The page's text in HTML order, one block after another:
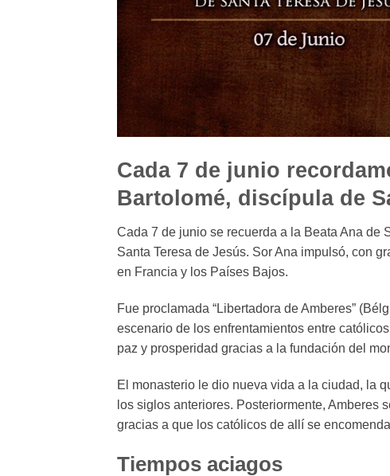
Cada 7 de junio
Bartolomé, discípula de
Cada 7 de junio se recuerda a la Beata Ana de
Santa Teresa de Jesús. Sor Ana impulsó, con
en Francia y los Países Bajos.
Fue proclamada “Libertadora de Amberes”
escenario de los enfrentamientos entre
paz y prosperidad gracias a la fundación del
El monasterio le dio nueva vida a la ciudad, la
los siglos anteriores. Posteriormente, Amberes
gracias a que los católicos de allí se
Tiempos aciagos